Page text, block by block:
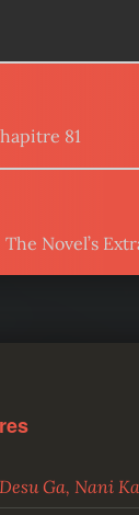
81
The Novel’s
Ga, Nani